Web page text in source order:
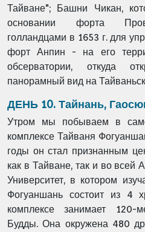
Тайване"; Башни Чикан,
основании форта
голландцами в 1653 г. для
форт Анпин - на его
обсерватории, откуда
панорамный вид на
ДЕНЬ 10. Тайнань,
Утром мы побываем в
комплексе Тайваня
годы он стал признанным
как в Тайване, так и во всей
Университет, в котором
Фогуаншань состоит из 4
комплексе занимает 120-
Будды. Она окружена 480